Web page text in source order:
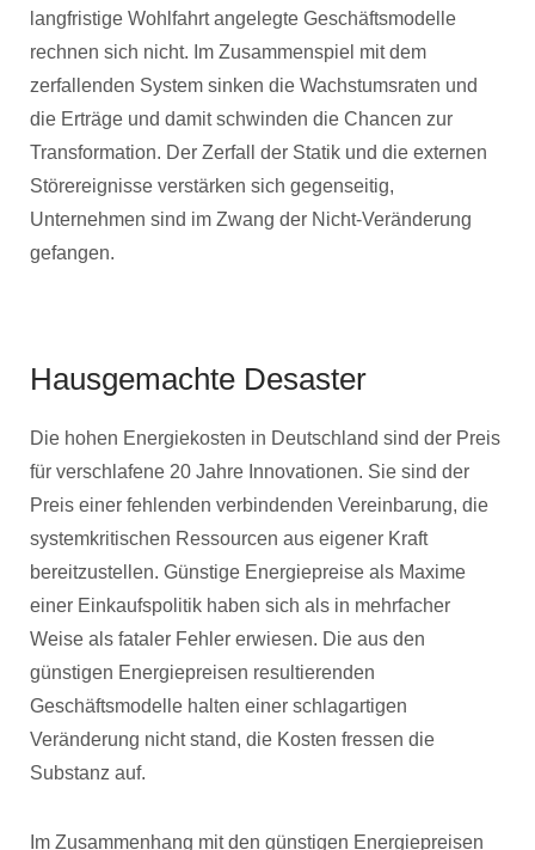
langfristige Wohlfahrt angelegte Geschäftsmodelle
rechnen sich nicht. Im Zusammenspiel mit dem
zerfallenden System sinken die Wachstumsraten und
die Erträge und damit schwinden die Chancen zur
Transformation. Der Zerfall der Statik und die externen
Störereignisse verstärken sich gegenseitig,
Unternehmen sind im Zwang der Nicht-Veränderung
gefangen.
Hausgemachte Desaster
Die hohen Energiekosten in Deutschland sind der Preis
für verschlafene 20 Jahre Innovationen. Sie sind der
Preis einer fehlenden verbindenden Vereinbarung, die
systemkritischen Ressourcen aus eigener Kraft
bereitzustellen. Günstige Energiepreise als Maxime
einer Einkaufspolitik haben sich als in mehrfacher
Weise als fataler Fehler erwiesen. Die aus den
günstigen Energiepreisen resultierenden
Geschäftsmodelle halten einer schlagartigen
Veränderung nicht stand, die Kosten fressen die
Substanz auf.
Im Zusammenhang mit den günstigen Energiepreisen